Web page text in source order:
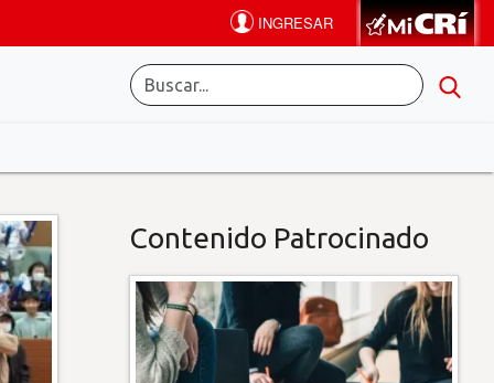
Contenido Patrocinado